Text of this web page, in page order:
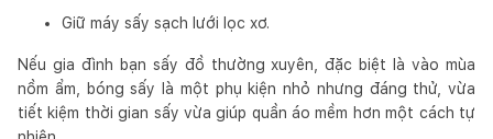
Giữ máy sấy sạch lưới lọc xơ.
Nếu gia đình bạn sấy đồ thường xuyên, đặc biệt là vào mùa
nồm ẩm, bóng sấy là một phụ kiện nhỏ nhưng đáng thử, vừa
tiết kiệm thời gian sấy vừa giúp quần áo mềm hơn một cách tự